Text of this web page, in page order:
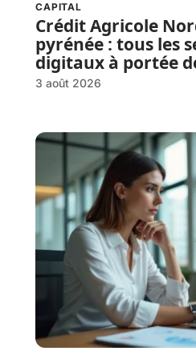
CAPITAL
Crédit Agricole
pyrénée : tous les
digitaux à portée
3 août 2026